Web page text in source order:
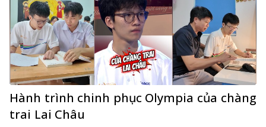
Hành trình chinh phục Olympia của chàng
trai Lai Châu